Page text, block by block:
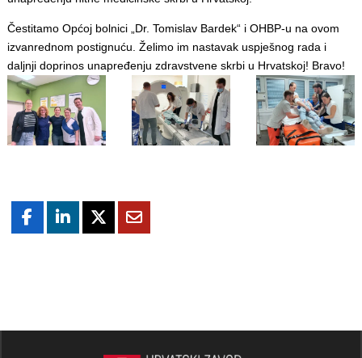
Čestitamo Općoj bolnici „Dr. Tomislav Bardek“ i OHBP-u na ovom
izvanrednom postignuću. Želimo im nastavak uspješnog rada i
daljnji doprinos unapređenju zdravstvene skrbi u Hrvatskoj! Bravo!